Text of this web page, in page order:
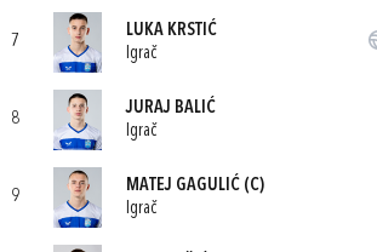
7
LUKA KRSTIĆ
Igrač
8
JURAJ BALIĆ
Igrač
9
MATEJ GAGULIĆ (C)
Igrač